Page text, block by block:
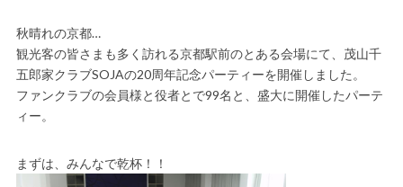
秋晴れの京都…
観光客の皆さまも多く訪れる京都駅前のとある会場にて、茂山千
五郎家クラブSOJAの20周年記念パーティーを開催しました。
ファンクラブの会員様と役者とで99名と、盛大に開催したパーテ
ィー。
まずは、みんなで乾杯！！